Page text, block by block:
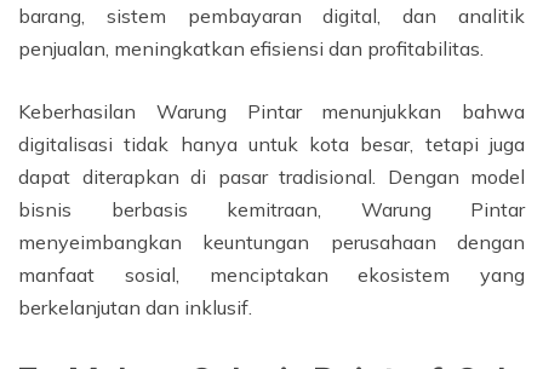
barang, sistem pembayaran digital, dan analitik
penjualan, meningkatkan efisiensi dan profitabilitas.
Keberhasilan Warung Pintar menunjukkan bahwa
digitalisasi tidak hanya untuk kota besar, tetapi juga
dapat diterapkan di pasar tradisional. Dengan model
bisnis berbasis kemitraan, Warung Pintar
menyeimbangkan keuntungan perusahaan dengan
manfaat sosial, menciptakan ekosistem yang
berkelanjutan dan inklusif.